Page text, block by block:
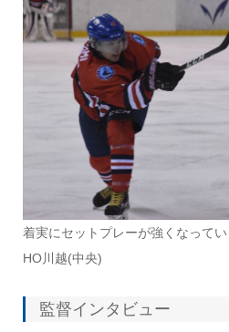
着実にセットプレーが強くなって
HO川越(中央)
監督インタビュー